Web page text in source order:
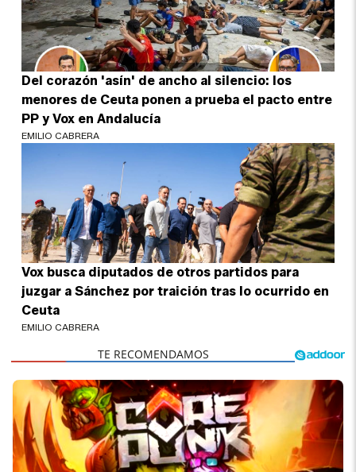
Del corazón 'asín' de ancho al silencio: los
menores de Ceuta ponen a prueba el pacto entre
PP y Vox en Andalucía
EMILIO CABRERA
Vox busca diputados de otros partidos para
juzgar a Sánchez por traición tras lo ocurrido en
Ceuta
EMILIO CABRERA